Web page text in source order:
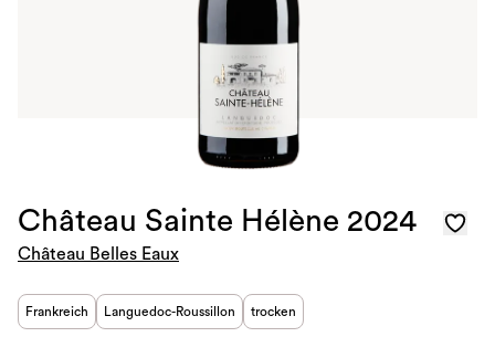
Château Sainte Hélène 2024
Château Belles Eaux
Frankreich Languedoc-Roussillon trocken